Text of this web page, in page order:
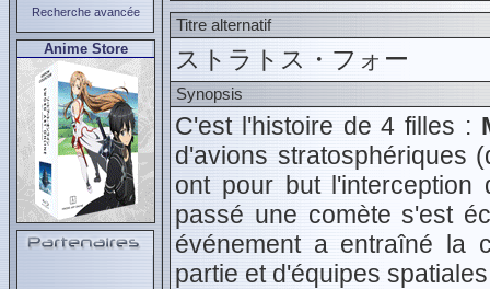
Recherche avancée
Anime Store
Titre alternatif
ストラトス・フォー
Synopsis
C'est l'histoire de 4 filles :
d'avions stratosphériques
ont pour but
passé une comète s'est
événement a entraîné la
partie et d'équipes